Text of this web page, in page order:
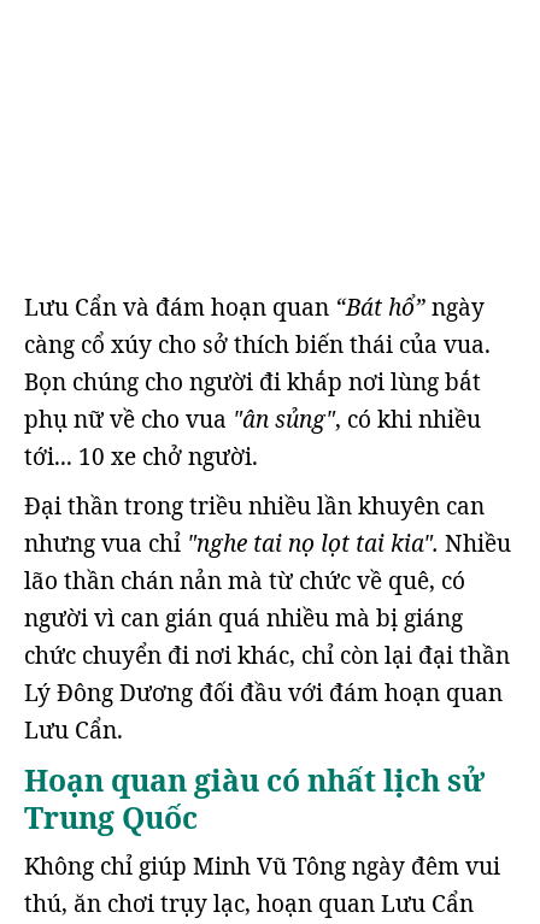
Lưu Cẩn và đám hoạn quan “Bát hổ”ngày
càng cổ xúy cho sở thích biến thái của vua.
Bọn chúng cho người đi khắp nơi lùng bắt
phụ nữ về cho vua "ân sủng", có khi nhiều
tới... 10 xe chở người.
Đại thần trong triều nhiều lần khuyên can
nhưng vua chỉ "nghe tai nọ lọt tai kia". Nhiều
lão thần chán nản mà từ chức về quê, có
người vì can gián quá nhiều mà bị giáng
chức chuyển đi nơi khác, chỉ còn lại đại thần
Lý Đông Dương đối đầu với đám hoạn quan
Lưu Cẩn.
Hoạn quan giàu có nhất lịch sử
Trung Quốc
Không chỉ giúp Minh Vũ Tông ngày đêm vui
thú, ăn chơi trụy lạc, hoạn quan Lưu Cẩn